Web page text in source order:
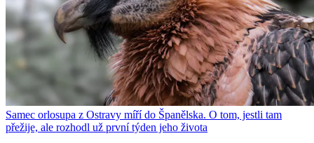
Samec orlosupa z Ostravy míří do Španělska. O tom, jestli tam
přežije, ale rozhodl už první týden jeho života